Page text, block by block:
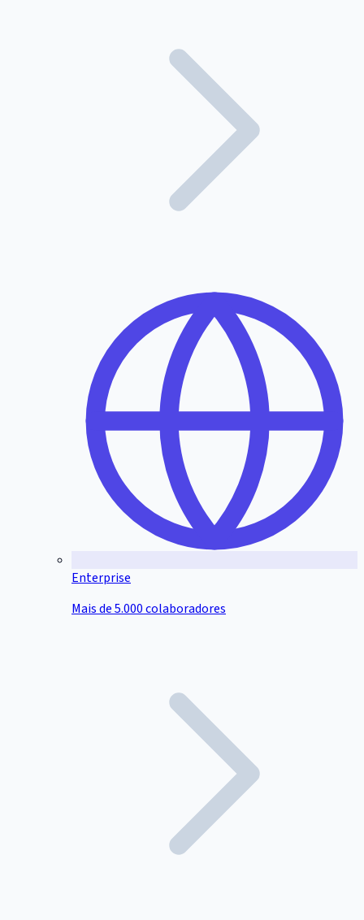
Enterprise
Mais de 5.000 colaboradores